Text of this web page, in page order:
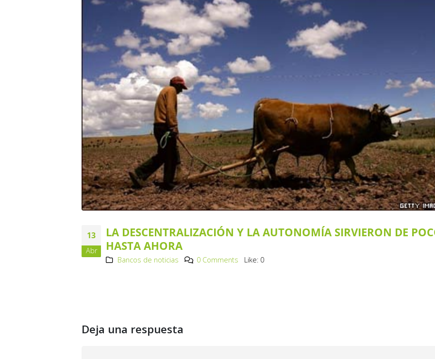
13
Abr
LA DESCENTRALIZACIÓN Y LA AUTONOMÍA SIRVIERON DE
HASTA AHORA
Bancos de noticias 0 Comments Like: 0
Deja una respuesta